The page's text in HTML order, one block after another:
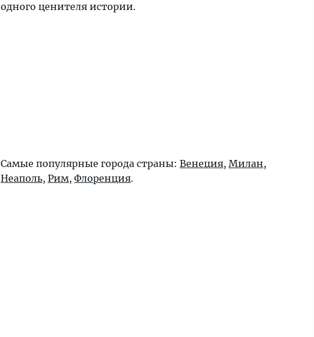
одного ценителя истории.
Самые популярные города страны: Венеция, Милан,
Неаполь, Рим, Флоренция.